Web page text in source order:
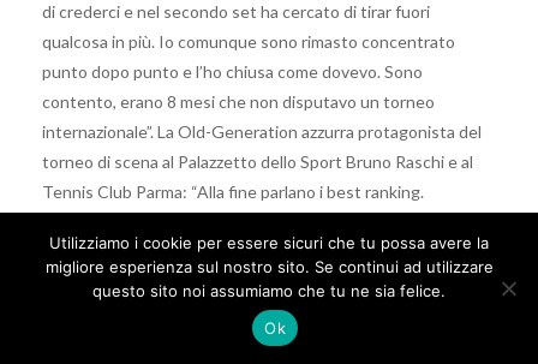
di crederci e nel secondo set ha cercato di tirar fuori
qualcosa in più. Io comunque sono rimasto concentrato
punto dopo punto e l’ho chiusa come dovevo. Sono
contento, erano 8 mesi che non disputavo un torneo
internazionale”. La Old-Generation azzurra protagonista del
torneo di scena al Palazzetto dello Sport Bruno Raschi e al
Tennis Club Parma: “Alla fine parlano i best ranking.
100. Se uno è arrivato a classifiche così, qualcosa vale. I
momenti e la condizione fisica migliore passano, ma per noi è
ancora importante rimanere nel circuito stilando una
programmazione oculata: non vogliamo perdere gli
Utilizziamo i cookie per essere sicuri che tu possa avere la
migliore esperienza sul nostro sito. Se continui ad utilizzare
questo sito noi assumiamo che tu ne sia felice.
Ok